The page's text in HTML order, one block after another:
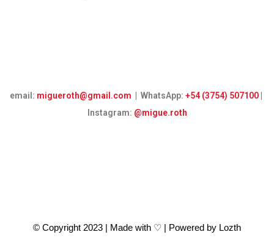
email: migueroth@gmail.com | WhatsApp: +54 (3754) 507100
Instagram: @migue.roth
© Copyright 2023 | Made with ♡ | Powered by Lozth